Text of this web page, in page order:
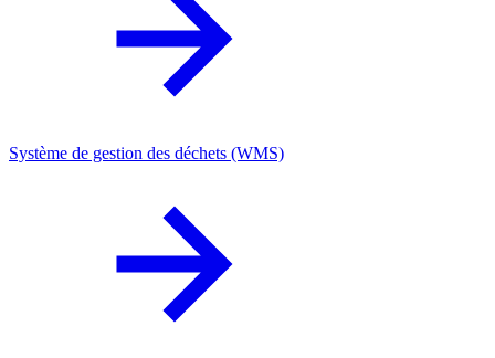
Système de gestion des déchets (WMS)